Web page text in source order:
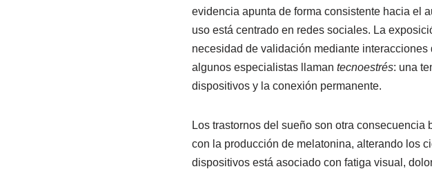
evidencia apunta de forma consistente hacia el
uso está centrado en redes sociales. La
necesidad de validación mediante
algunos especialistas llaman tecnoestrés: una
dispositivos y la conexión permanente.
Los trastornos del sueño son otra
con la producción de melatonina, alterando los
dispositivos está asociado con fatiga visual,